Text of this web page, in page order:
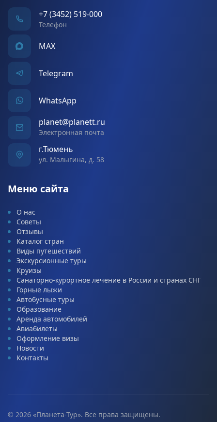
+7 (3452) 519-000
Телефон
MAX
Telegram
WhatsApp
planet@planett.ru
Электронная почта
г.Тюмень
ул. Малыгина, д. 58
Меню сайта
О нас
Советы
Отзывы
Каталог стран
Виды путешествий
Экскурсионные туры
Круизы
Санаторно-курортное лечение в России и странах СНГ
Горные лыжи
Автобусные туры
Образование
Аренда автомобилей
Авиабилеты
Оформление визы
Новости
Контакты
© 2026 «Планета-Тур». Все права защищены.